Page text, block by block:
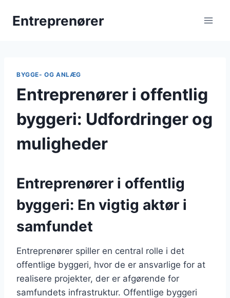
Entreprenører
BYGGE- OG ANLÆG
Entreprenører i offentlig
byggeri: Udfordringer og
muligheder
Entreprenører i offentlig
byggeri: En vigtig aktør i
samfundet
Entreprenører spiller en central rolle i det
offentlige byggeri, hvor de er ansvarlige for at
realisere projekter, der er afgørende for
samfundets infrastruktur. Offentlige byggeri